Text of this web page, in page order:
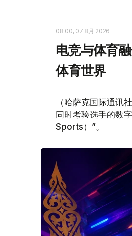
08:00, 07 8月 2026
电竞与体育
体育世界
（哈萨克国际通讯
同时考验选手的数
Sports）”。